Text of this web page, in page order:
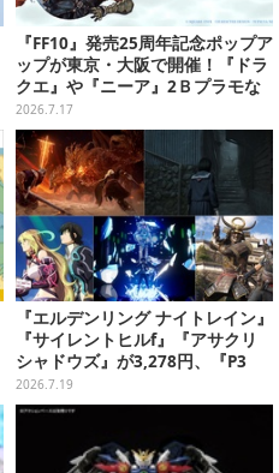
『FF10』発売25周年記念ポップア
ップが東京・大阪で開催！『ドラ
クエ』や『ニーア』2Ｂプラモな
ども販売
2026.7.17
『エルデンリング ナイトレイン』
『サイレントヒルf』『アサクリ
シャドウズ』が3,278円、『P3
R』『TOXリマスター』は2,728円
に！─ゲオ店舗セールを実地調査
2026.7.19